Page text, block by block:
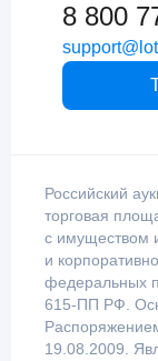
8 800
Российский
торговая
с имуществом
и
федеральных
615-ПП РФ.
19.08.2009.